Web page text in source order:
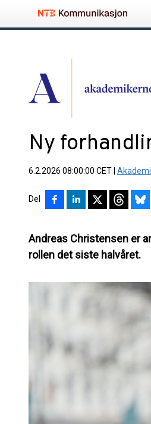
Ny
6.2.2026 08:00:00 CET
Del
Andreas Christensen er
rollen det siste halvåret.